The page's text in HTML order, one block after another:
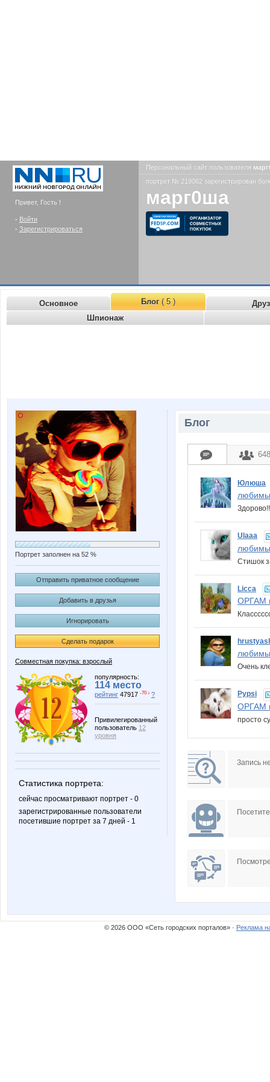
Привет, Гость !
- Войти
- Зарегистрироваться
Персональный сайт пользователя
портрет № 219062 зарегистрирован
марг0ша
Основное Блог( 5 )
Шпионаж
Портрет заполнен на 52 %
Отправить приватное сообщение
Добавить в друзья
Игнорировать
Сделать подарок
Совместная покупка: взрослый
популярность:
114 место
рейтинг 47917 -70 ↓ ?
Привилегированный
пользователь 12
уровня
Статистика портрета:
сейчас просматривают портрет - 0
зарегистрированные пользователи
посетившие портрет за 7 дней - 1
Блог
Юлюша
Ulaaa
Стишок
Licca
ОРГАМ
Очень
Pypsi
ОРГАМ
просто
Запись
© 2026 ООО «Сеть городских порталов» · Реклама